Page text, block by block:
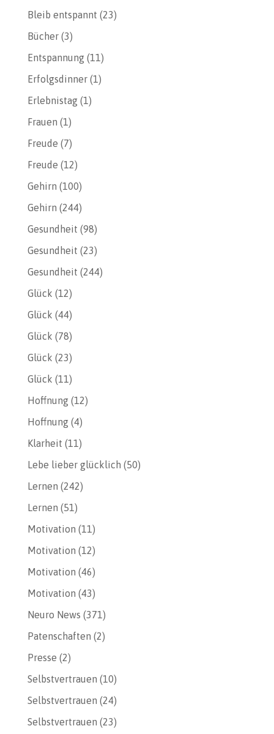
Bleib entspannt (23)
Bücher(3)
Entspannung(11)
Erfolgsdinner(1)
Erlebnistag(1)
Frauen (1)
Freude (7)
Freude (12)
Gehirn (100)
Gehirn (244)
Gesundheit (98)
Gesundheit (23)
Gesundheit (244)
Glück (12)
Glück (44)
Glück (78)
Glück (23)
Glück (11)
Hoffnung(12)
Hoffnung(4)
Klarheit (11)
Lebe lieber glücklich (50)
Lernen (242)
Lernen (51)
Motivation (11)
Motivation (12)
Motivation (46)
Motivation (43)
Neuro News (371)
Patenschaften (2)
Presse (2)
Selbstvertrauen (10)
Selbstvertrauen (24)
Selbstvertrauen (23)